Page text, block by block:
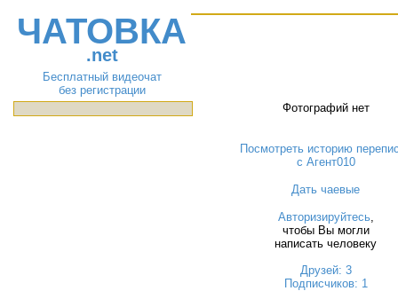
ЧАТОВКА
.net
Бесплатный видеочат
без регистрации
Фотографий нет
Посмотреть историю
с Агент010
Дать чаевые
Авторизируйтесь,
чтобы Вы могли
написать человеку
Друзей: 3
Подписчиков: 1